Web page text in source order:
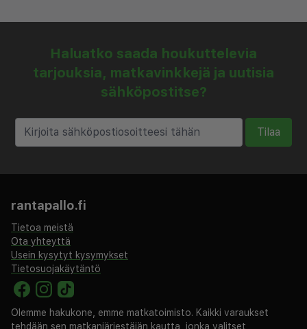
Haluatko saada houkuttelevia
tarjouksia, matkavinkkejä ja uutisia
sähköpostitse?
Tilaa
rantapallo.fi
Tietoa meistä
Ota yhteyttä
Usein kysytyt kysymykset
Tietosuojakäytäntö
Olemme hakukone, emme matkatoimisto. Kaikki varaukset
tehdään sen matkanjärjestäjän kautta, jonka valitset